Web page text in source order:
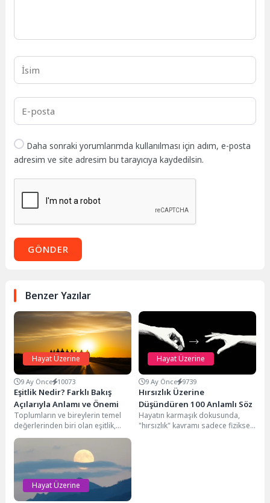
Daha sonraki yorumlarımda kullanılması için adım, e-posta
adresim ve site adresim bu tarayıcıya kaydedilsin.
GÖNDER
Benzer Yazılar
Hayat Üzerine
9 Ay Önce 10073
Eşitlik Nedir? Farklı Bakış
Açılarıyla Anlamı ve Önemi
Toplumların ve bireylerin temel
değerlerinden biri olan eşitlik,
tarih boyunca pek çok düşünürün,
filozofun ve...
Hayat Üzerine
9 Ay Önce 9739
Hırsızlık Üzerine
Düşündüren 100 Anlamlı Söz
Hayatın karmaşık dokusunda,
"hırsızlık" kavramı sadece fiziksel
Hayat Üzerine